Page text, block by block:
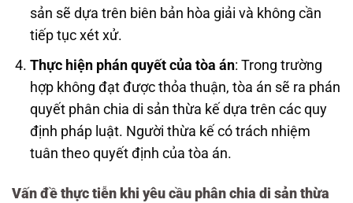
sản sẽ dựa trên biên bản hòa giải và không cần
tiếp tục xét xử.
Thực hiện phán quyết của tòa án: Trong trường
hợp không đạt được thỏa thuận, tòa án sẽ ra phán
quyết phân chia di sản thừa kế dựa trên các quy
định pháp luật. Người thừa kế có trách nhiệm
tuân theo quyết định của tòa án.
Vấn đề thực tiễn khi yêu cầu phân chia di sản thừa